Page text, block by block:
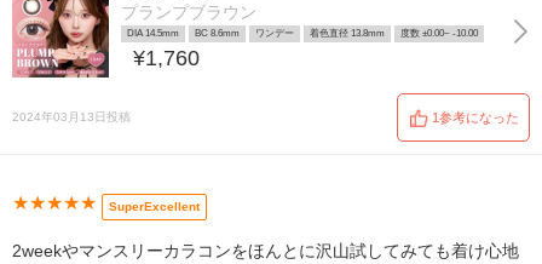
プランプブラウン
DIA 14.5mm BC 8.6mm ワンデー 着色直径 13.8mm 度数 ±0.00~ -10.00
¥1,760
2024年03月13日投稿 1参考になった
★★★★★ SuperExcellent
2weekやマンスリーカラコンをほんとに沢山試してみても着け心地